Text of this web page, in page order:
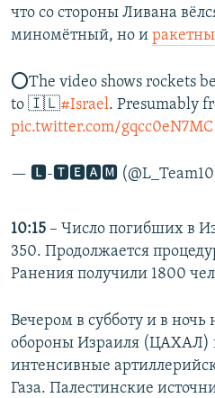
что со стороны Ливана
миномётный, но и
⭕The video shows rockets
to 🇮🇱#Israel. Presumably
pic.twitter.com/gqcc0eN7MC
— 🅻-🆃🅴🅰🅼
10:15 – Число погибших в
350. Продолжается
Ранения получили 1800
Вечером в субботу и в
обороны Израиля (ЦАХАЛ)
интенсивные
Газа. Палестинские